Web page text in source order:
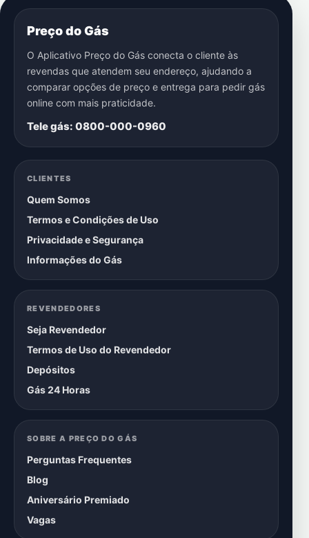
Preço do Gás
O Aplicativo Preço do Gás conecta o cliente às
revendas que atendem seu endereço, ajudando a
comparar opções de preço e entrega para pedir gás
online com mais praticidade.
Tele gás: 0800-000-0960
CLIENTES
Quem Somos
Termos e Condições de Uso
Privacidade e Segurança
Informações do Gás
REVENDEDORES
Seja Revendedor
Termos de Uso do Revendedor
Depósitos
Gás 24 Horas
SOBRE A PREÇO DO GÁS
Perguntas Frequentes
Blog
Aniversário Premiado
Vagas